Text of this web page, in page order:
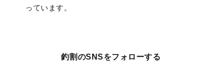
っています。
釣割のSNSをフォローする